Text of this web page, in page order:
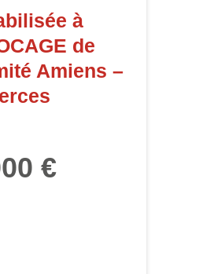
à
de
Amiens –
€